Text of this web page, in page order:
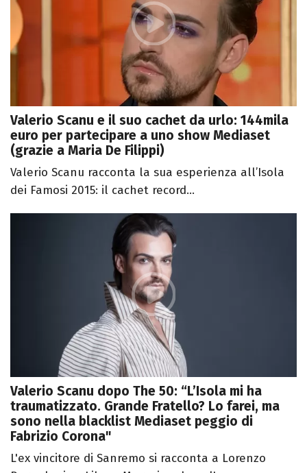
Valerio Scanu e il suo cachet da urlo: 144mila
euro per partecipare a uno show Mediaset
(grazie a Maria De Filippi)
Valerio Scanu racconta la sua esperienza all’Isola
dei Famosi 2015: il cachet record...
Valerio Scanu dopo The 50: “L’Isola mi ha
traumatizzato. Grande Fratello? Lo farei, ma
sono nella blacklist Mediaset peggio di
Fabrizio Corona"
L'ex vincitore di Sanremo si racconta a Lorenzo